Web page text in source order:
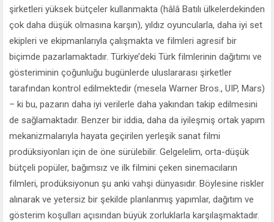
şirketleri yüksek bütçeler kullanmakta (hâlâ Batılı ülkelerdekinden
çok daha düşük olmasına karşın), yıldız oyuncularla, daha iyi set
ekipleri ve ekipmanlarıyla çalışmakta ve filmleri agresif bir
biçimde pazarlamaktadır. Türkiye’deki Türk filmlerinin dağıtımı ve
gösteriminin çoğunluğu bugünlerde uluslararası şirketler
tarafından kontrol edilmektedir (mesela Warner Bros., UIP, Mars)
– ki bu, pazarın daha iyi verilerle daha yakından takip edilmesini
de sağlamaktadır. Benzer bir iddia, daha da iyileşmiş ortak yapım
mekanizmalarıyla hayata geçirilen yerleşik sanat filmi
prodüksiyonları için de öne sürülebilir. Gelgelelim, orta-düşük
bütçeli popüler, bağımsız ve ilk filmini çeken sinemacıların
filmleri, prodüksiyonun şu anki vahşi dünyasıdır. Böylesine riskler
alınarak ve yetersiz bir şekilde planlanmış yapımlar, dağıtım ve
gösterim koşulları açısından büyük zorluklarla karşılaşmaktadır.